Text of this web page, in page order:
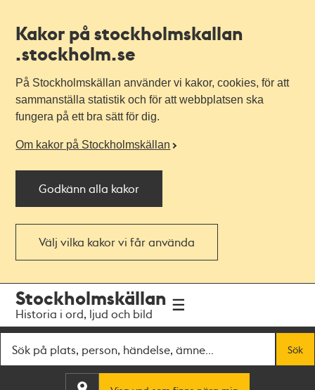
Kakor på stockholmskallan
.stockholm.se
På Stockholmskällan använder vi kakor, cookies, för att
sammanställa statistik och för att webbplatsen ska
fungera på ett bra sätt för dig.
Om kakor på Stockholmskällan
Godkänn alla kakor
Välj vilka kakor vi får använda
navigationen
huvudinnehållet
Stockholmskällan
Historia i ord, ljud och bild
Sök